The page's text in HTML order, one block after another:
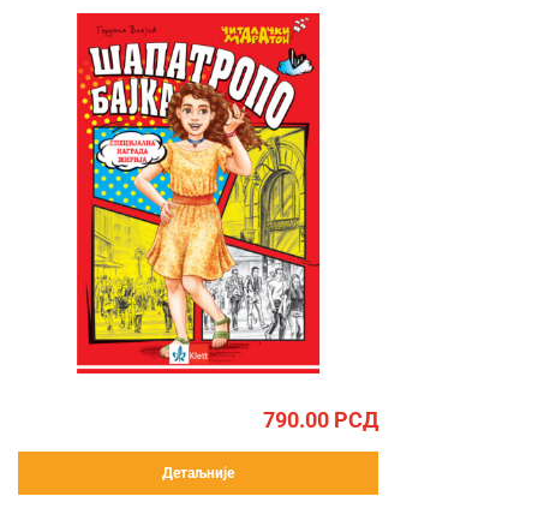
790.00 РСД
Детаљније